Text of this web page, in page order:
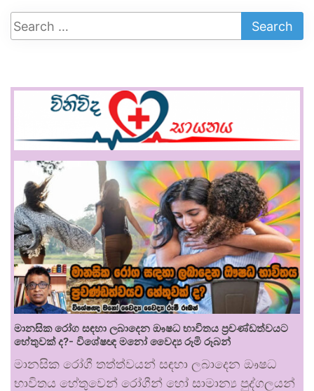
මානසික රෝග සඳහා ලබාදෙන ඖෂධ භාවිතය ප්‍රචණ්ඩත්වයට
හේතුවක් ද?- විශේෂඥ මනෝ වෛද්‍ය රූමි රූබන්
මානසික රෝගී තත්ත්වයන් සඳහා ලබාදෙන ඖෂධ
භාවිතය හේතුවෙන් රෝගීන් හෝ සාමාන්‍ය පුද්ගලයන්